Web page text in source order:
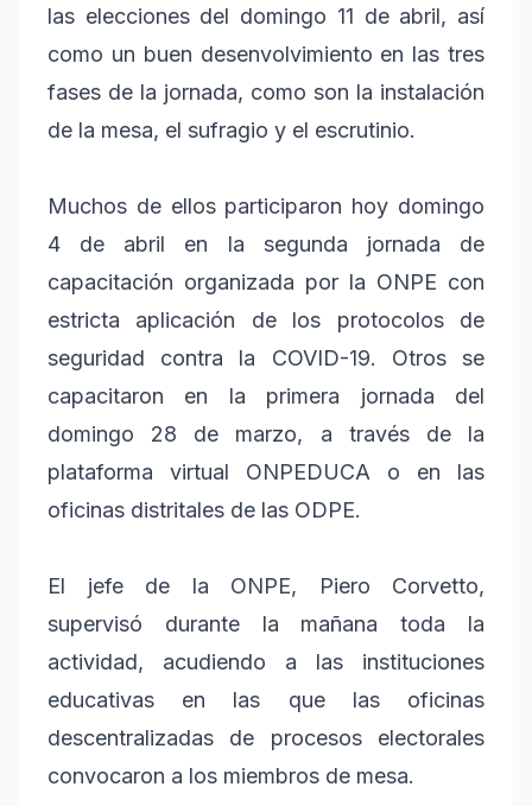
las elecciones del domingo 11 de abril, así
como un buen desenvolvimiento en las tres
fases de la jornada, como son la instalación
de la mesa, el sufragio y el escrutinio.
Muchos de ellos participaron hoy domingo
4 de abril en la segunda jornada de
capacitación organizada por la ONPE con
estricta aplicación de los protocolos de
seguridad contra la COVID-19. Otros se
capacitaron en la primera jornada del
domingo 28 de marzo, a través de la
plataforma virtual ONPEDUCA o en las
oficinas distritales de las ODPE.
El jefe de la ONPE, Piero Corvetto,
supervisó durante la mañana toda la
actividad, acudiendo a las instituciones
educativas en las que las oficinas
descentralizadas de procesos electorales
convocaron a los miembros de mesa.